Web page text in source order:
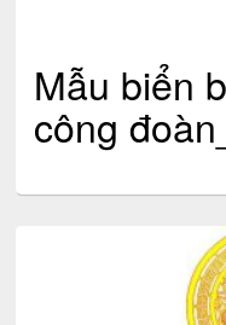
Mẫu biển
công